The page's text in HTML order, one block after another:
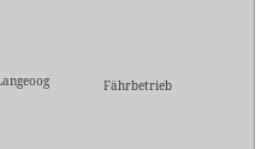
Fährbetrieb